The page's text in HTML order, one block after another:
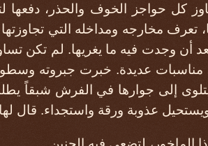
كل حواجز الخوف والحذر، دفعها
تعرف مخارجه ومداخله التي
أن وجدت فيه ما يغريها. لم تكن
مناسبات عديدة. خبرت جبروته
إلى جوارها في الفرش شبقاً
عذوبة ورقة واستجداء. قال